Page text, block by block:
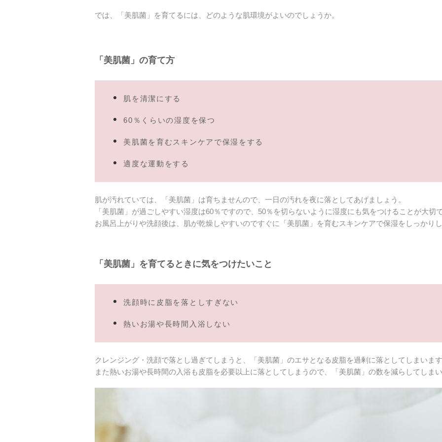
では、「美肌菌」を育てるには、どのような肌環境がよいのでしょうか。
「美肌菌」の育て方
肌を清潔にする
60％くらいの湿度を保つ
美肌菌を育むスキンケアで保湿をする
適度な運動をする
肌が汚れていては、「美肌菌」は育ちませんので、一日の汚れを夜に落としてあげましょう。
「美肌菌」が過ごしやすい湿度は60％ですので、50％を切らないように湿度にも気をつけることが大切
お風呂上がりや洗顔後は、肌が乾燥しやすいのですぐに「美肌菌」を育むスキンケアで保湿をしっかり
「美肌菌」を育てるときに気をつけたいこと
洗顔時に皮脂を落としすぎない
熱いお湯や長時間入浴しない
クレンジング・洗顔で落とし過ぎてしまうと、「美肌菌」のエサとなる皮脂を過剰に落としてしまいま
また熱いお湯や長時間の入浴も皮脂を必要以上に落としてしまうので、「美肌菌」の数を減らしてしま